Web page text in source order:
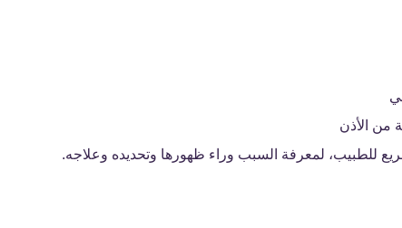
من الأذن
للطبيب، لمعرفة السبب وراء ظهورها وتحديده وعلاجه.